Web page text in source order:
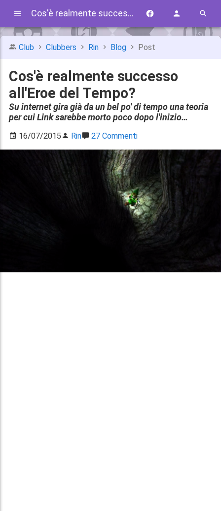
Cos'è realmente successo all'Eroe del Tempo?
Club Clubbers Rin Blog Post
Cos'è realmente successo
all'Eroe del Tempo?
Su internet gira già da un bel po' di tempo una teoria
per cui Link sarebbe morto poco dopo l'inizio…
16/07/2015 Rin 27 Commenti